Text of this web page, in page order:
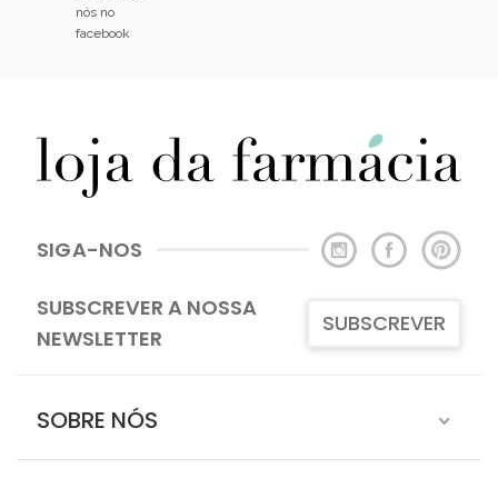
nós no
facebook
SIGA-NOS
SUBSCREVER A NOSSA
NEWSLETTER
SUBSCREVER
SOBRE NÓS